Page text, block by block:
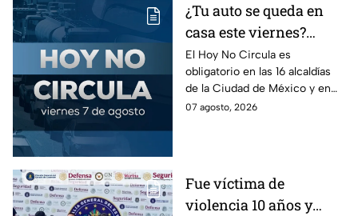
¿Tu auto se queda en
casa este viernes?
Revisa el Hoy No
Circula de este 7 de
agosto
El Hoy No Circula es
obligatorio en las 16 alcaldías
de la Ciudad de México y en
los municipios conurbados del
07 agosto, 2026
Fue víctima de
violencia 10 años y